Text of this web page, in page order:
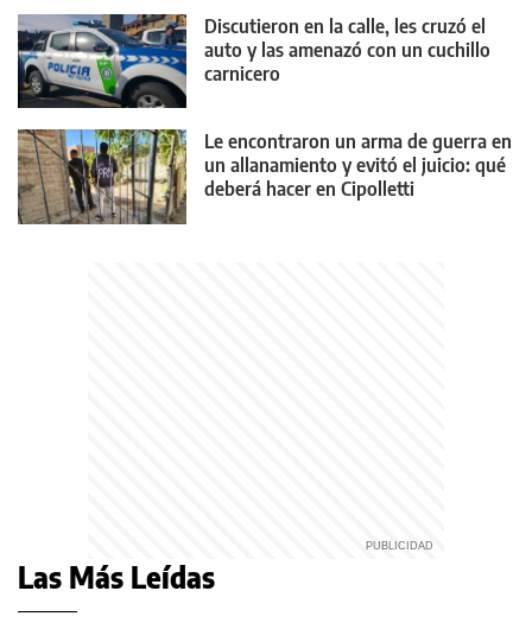
Discutieron en la calle, les cruzó el
auto y las amenazó con un cuchillo
carnicero
Le encontraron un arma de guerra en
un allanamiento y evitó el juicio: qué
deberá hacer en Cipolletti
Las Más Leídas